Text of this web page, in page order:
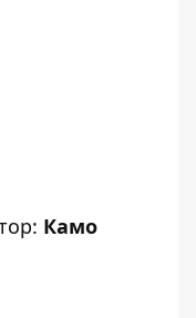
Камо